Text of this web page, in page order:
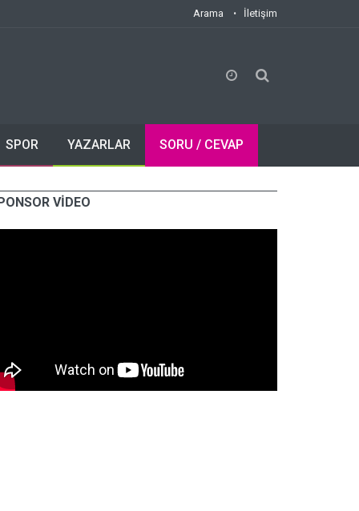
Arama İletişim
SPOR YAZARLAR SORU / CEVAP
VİDEO